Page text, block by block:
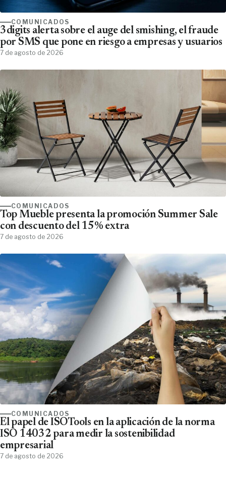
COMUNICADOS
3digits alerta sobre el auge del smishing, el fraude
por SMS que pone en riesgo a empresas y usuarios
7 de agosto de 2026
COMUNICADOS
Top Mueble presenta la promoción Summer Sale
con descuento del 15% extra
7 de agosto de 2026
COMUNICADOS
El papel de ISOTools en la aplicación de la norma
ISO 14032 para medir la sostenibilidad
empresarial
7 de agosto de 2026